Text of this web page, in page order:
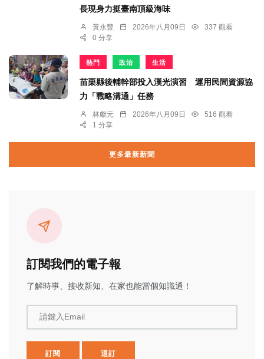
長現身力挺臺南頂級海味
黃永豐 2026年八月09日
337 觀看
0 分享
熱門 政治 生活
苗栗縣後輔幹部投入漢光演習 運用民間資源協
力「戰略溝通」任務
林獻元 2026年八月09日
516 觀看
1 分享
更多最新新聞
訂閱我們的電子報
了解時事、接收新知、在家也能當個知識通！
請鍵入Email
訂閱 退訂